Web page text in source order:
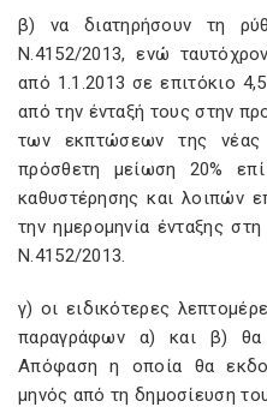
β) να διατηρήσουν τη
Ν.4152/2013, ενώ
από 1.1.2013 σε επιτόκιο
από την ένταξή τους στην
των εκπτώσεων της νέας
πρόσθετη μείωση 20%
καθυστέρησης και λοιπών
την ημερομηνία ένταξης
Ν.4152/2013.
γ) οι ειδικότερες
παραγράφων α) και β) θα
Απόφαση η οποία θα
μηνός από τη δημοσίευση